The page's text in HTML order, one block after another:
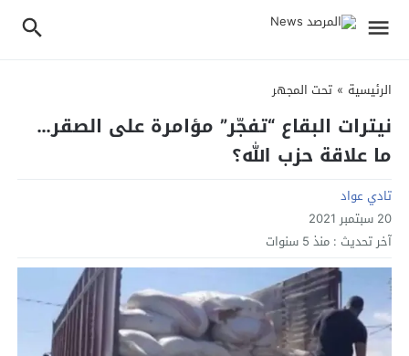
الرئيسية » تحت المجهر
نيترات البقاع “تفجّر” مؤامرة على الصقر…
ما علاقة حزب الله؟
تادي عواد
20 سبتمبر 2021
آخر تحديث : منذ 5 سنوات